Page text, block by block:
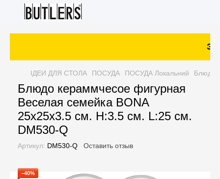
ІДЕИ ДЛЯ СТОЛА ПОСУДА ПОСУДА Локальний Блюдо
Блюдо кераммчесое фигурная
Веселая семейка BONA
25x25x3.5 см. H:3.5 см. L:25 см.
DM530-Q
Артикул: DM530-Q Оставить отзыв
−40%